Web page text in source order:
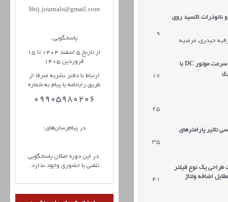
نانوذرات اکسید روی
9
حیدری، مرضیه
موتور DCبا
17 دریافت مقاله
25
تاثیر پارامترهای
35
یک نوع فیلتر
اضافه ولتاژ
41
Shij.journals@gmail.com
پاسخگویی:
از تاریخ 5 اسفند 1404 تا 15
فروردین 1405
ارتباط با دفتر نشریه صرفا از
طریق رایانامه یا پیام به شماره
09905980206
در پیام‌رسان‌های:
در این دوره امکان پاسخگویی
تلفنی یا حضوری وجود ندارد.